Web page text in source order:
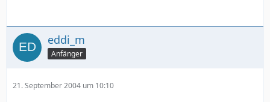
eddi_m
Anfänger
21. September 2004 um 10:10